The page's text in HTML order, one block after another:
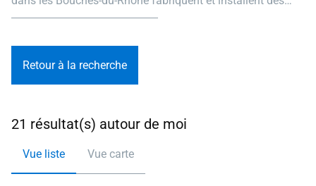
menuiseries aluminium uniques, conçues selon vos envies
Retour à la recherche
21 résultat(s) autour de moi
Vue liste Vue carte